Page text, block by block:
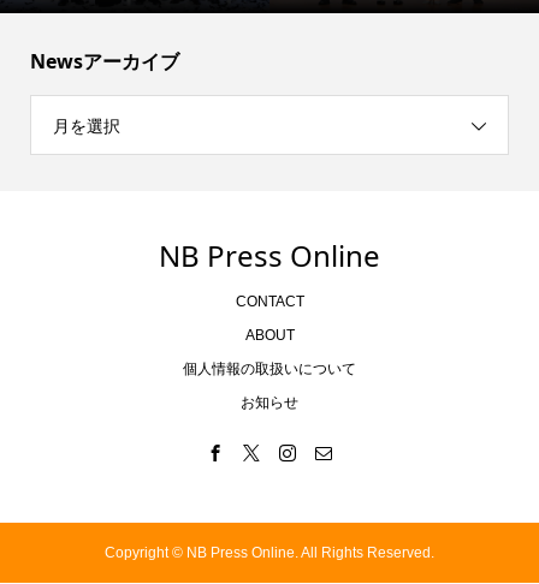
Newsアーカイブ
月を選択
NB Press Online
CONTACT
ABOUT
個人情報の取扱いについて
お知らせ
Copyright © NB Press Online. All Rights Reserved.